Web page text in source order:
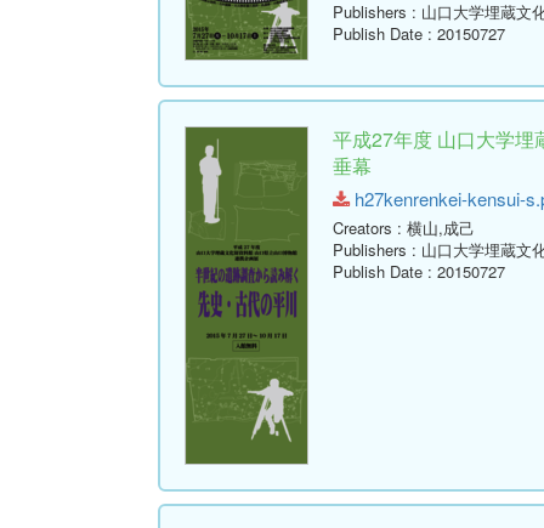
Publishers : 山口大学埋蔵文
Publish Date : 20150727
平成27年度 山口大学
垂幕
h27kenrenkei-kensui-
Creators : 横山,成己
Publishers : 山口大学埋蔵文
Publish Date : 20150727